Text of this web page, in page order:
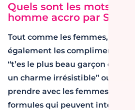
Quels sont les mots qui
homme accro par SMS ?
Tout comme les femmes, les
également les compliments.
“t’es le plus beau garçon que
un charme irrésistible” ou
prendre avec les femmes” sont
formules qui peuvent intensifier